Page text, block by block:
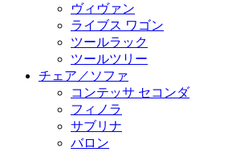
ヴィヴァン
ライブス ワゴン
ツールラック
ツールツリー
チェア／ソファ
コンテッサ セコンダ
フィノラ
サブリナ
バロン